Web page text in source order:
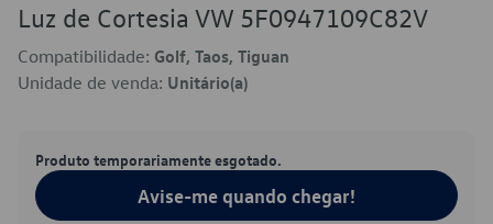
Luz de Cortesia VW 5F0947109C82V
Compatibilidade: Golf, Taos, Tiguan
Unidade de venda: Unitário(a)
Produto temporariamente esgotado.
Avise-me quando chegar!